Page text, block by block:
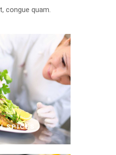
congue quam.
SPICES